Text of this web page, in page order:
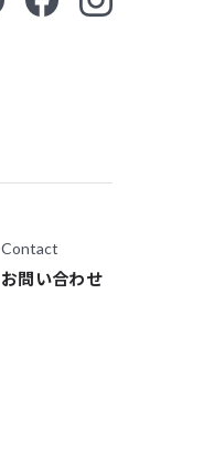
Contact
お問い合わせ